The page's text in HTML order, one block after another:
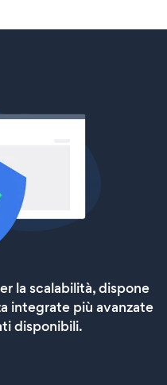
la scalabilità, dispone
integrate più avanzate
disponibili.